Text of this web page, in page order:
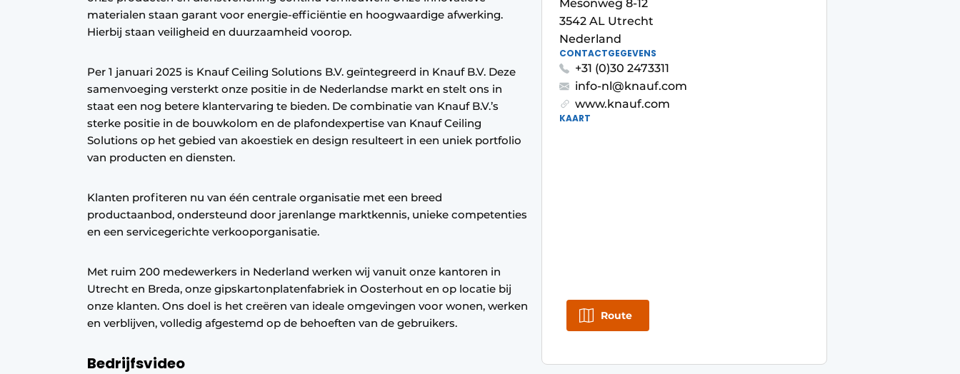
materialen staan garant voor energie-efficiëntie en hoogwaardige afwerking.
Hierbij staan veiligheid en duurzaamheid voorop.
Per 1 januari 2025 is Knauf Ceiling Solutions B.V. geïntegreerd in Knauf B.V. Deze
samenvoeging versterkt onze positie in de Nederlandse markt en stelt ons in
staat een nog betere klantervaring te bieden. De combinatie van Knauf B.V.’s
sterke positie in de bouwkolom en de plafondexpertise van Knauf Ceiling
Solutions op het gebied van akoestiek en design resulteert in een uniek portfolio
van producten en diensten.
Klanten profiteren nu van één centrale organisatie met een breed
productaanbod, ondersteund door jarenlange marktkennis, unieke competenties
en een servicegerichte verkooporganisatie.
Met ruim 200 medewerkers in Nederland werken wij vanuit onze kantoren in
Utrecht en Breda, onze gipskartonplatenfabriek in Oosterhout en op locatie bij
onze klanten. Ons doel is het creëren van ideale omgevingen voor wonen, werken
en verblijven, volledig afgestemd op de behoeften van de gebruikers.
Bedrijfsvideo
Mesonweg 8-12
3542 AL Utrecht
Nederland
CONTACTGEGEVENS
+31 (0)30 2473311
info-nl@knauf.com
www.knauf.com
KAART
Route